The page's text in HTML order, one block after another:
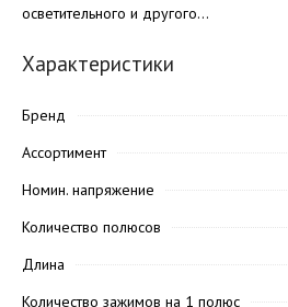
осветительного и другого...
Характеристики
Бренд
Ассортимент
Номин. напряжение
Количество полюсов
Длина
Количество зажимов на 1 полюс